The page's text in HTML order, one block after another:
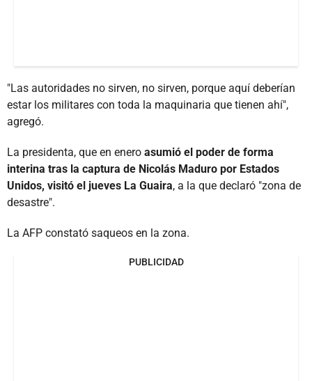
"Las autoridades no sirven, no sirven, porque aquí deberían
estar los militares con toda la maquinaria que tienen ahí",
agregó.
La presidenta, que en enero asumió el poder de forma
interina tras la captura de Nicolás Maduro por Estados
Unidos, visitó el jueves La Guaira, a la que declaró "zona de
desastre".
La AFP constató saqueos en la zona.
PUBLICIDAD